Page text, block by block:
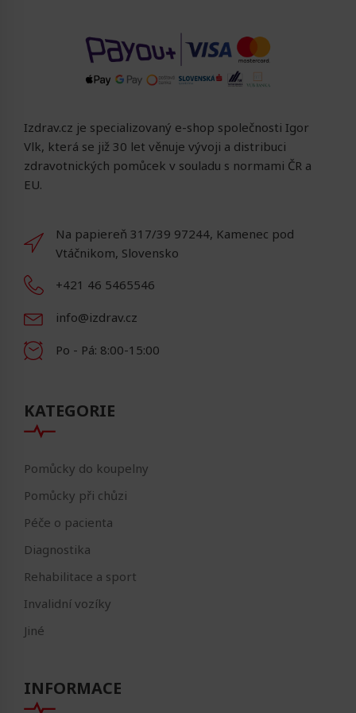
Izdrav.cz je specializovaný e-shop společnosti Igor
Vlk, která se již 30 let věnuje vývoji a distribuci
zdravotnických pomůcek v souladu s normami ČR a
EU.
Na papiereň 317/39 97244, Kamenec pod
Vtáčnikom, Slovensko
+421 46 5465546
info@izdrav.cz
Po - Pá: 8:00-15:00
KATEGORIE
Pomůcky do koupelny
Pomůcky při chůzi
Péče o pacienta
Diagnostika
Rehabilitace a sport
Invalidní vozíky
Jiné
INFORMACE